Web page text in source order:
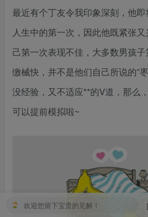
最近有个丁友令我印象深刻，他
人生中的第一次，因此他既紧张
己第一次表现不佳，大多数男孩子
缴械快，并不是他们自己所说的“
没经验，又不适应**的V道，那么
可以提前模拟啦~
欢迎您留下宝贵的见解！